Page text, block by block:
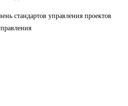
стандартов управления проектов